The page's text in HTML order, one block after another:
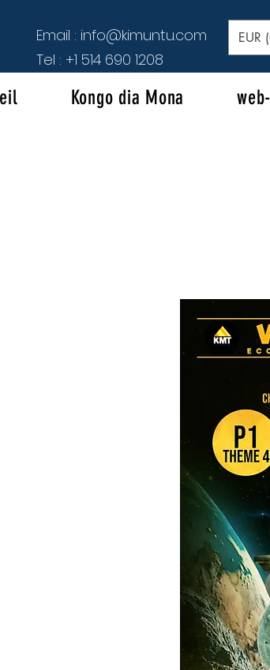
Email : info@kimuntu.com
Tel : +1 514 690 1208
EUR
Kongo dia Mona